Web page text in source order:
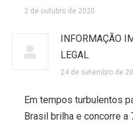
2 de outubro de 2020
INFORMAÇÃO
LEGAL
24 de setembro de
Em tempos turbulentos
Brasil brilha e concorre a